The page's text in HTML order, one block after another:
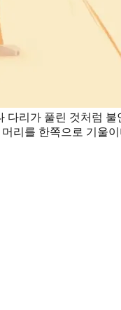
리가 풀린 것처럼
리를 한쪽으로 기울